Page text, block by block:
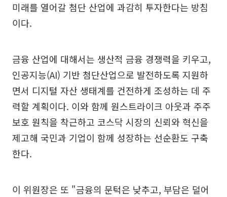
미래를 열어갈 첨단 산업에 과감히 투자한다는 방침
이다.
금융 산업에 대해서는 생산적 금융 경쟁력을 키우고,
인공지능(AI) 기반 첨단산업으로 발전하도록 지원하
면서 디지털 자산 생태계를 건전하게 조성하는 데 주
력할 계획이다. 이와 함께 원스트라이크 아웃과 주주
보호 원칙을 착근하고 코스닥 시장의 신뢰와 혁신을
제고해 국민과 기업이 함께 성장하는 선순환도 구축
한다.
이 위원장은 또 "금융의 문턱은 낮추고, 부담은 덜어